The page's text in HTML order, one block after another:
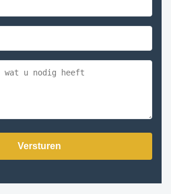
Versturen